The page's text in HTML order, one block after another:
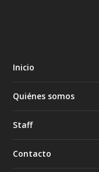
Inicio
Quiénes somos
Staff
Contacto